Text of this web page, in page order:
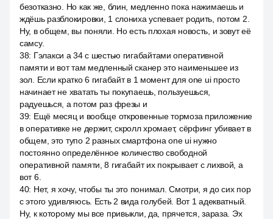
безотказно. Но как же, блин, медленно пока нажимаешь и
ждёшь разблокировки, 1 слониха успевает родить, потом 2.
Ну, в общем, вы поняли. Но есть плохая новость, и зовут её
самсу.
38: Гэлакси а 34 с шестью гигабайтами оперативной
памяти и вот там медленный сканер это наименьшее из
зол. Если кратко 6 гигабайт в 1 момент для one ui просто
начинает не хватать ты покупаешь, пользуешься,
радуешься, а потом раз фрезы и
39: Ещё месяц и вообще откровенные тормоза приложение
в оперативке не держит, скролл хромает, сёрфинг убивает в
общем, это тупо 2 разных смартфона one ui нужно
постоянно определённое количество свободной
оперативной памяти, 8 гигабайт их покрывает с лихвой, а
вот 6.
40: Нет, я хочу, чтобы ты это понимал. Смотри, я до сих пор
с этого удивляюсь. Есть 2 вида голубей. Вот 1 адекватный.
Ну, к которому мы все привыкли, да, прячется, зараза. Эх